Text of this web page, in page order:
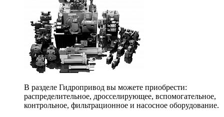
В разделе Гидропривод вы можете приобрести:
распределительное, дросселирующее, вспомогательное,
контрольное, фильтрационное и насосное оборудование.